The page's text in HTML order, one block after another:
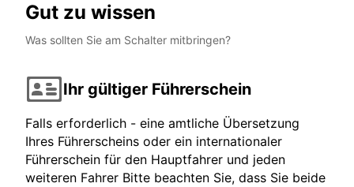
Gut zu wissen
Was sollten Sie am Schalter mitbringen?
Ihr gültiger Führerschein
Falls erforderlich - eine amtliche Übersetzung
Ihres Führerscheins oder ein internationaler
Führerschein für den Hauptfahrer und jeden
weiteren Fahrer Bitte beachten Sie, dass Sie beide